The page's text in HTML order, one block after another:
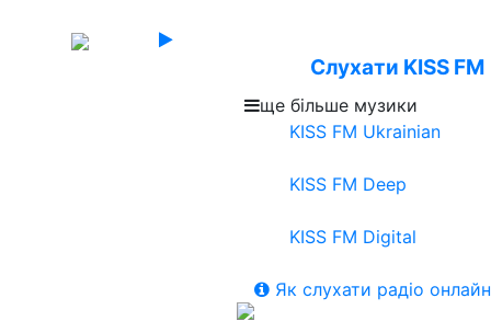
Слухати KISS FM
ще більше музики
KISS FM Ukrainian
KISS FM Deep
KISS FM Digital
Як слухати радіо онлайн